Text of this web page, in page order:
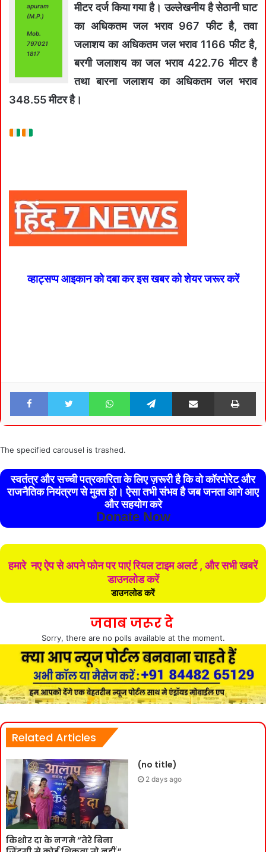
apuram
(M.P.)
Mob.
797021
1817
मीटर दर्ज किया गया है। उल्लेखनीय है सेठानी घाट
का अधिकतम जल भराव 967 फीट है, तवा
जलाशय का अधिकतम जल भराव 1166 फीट है,
बरगी जलाशय का जल भराव 422.76 मीटर है
तथा बारना जलाशय का अधिकतम जल भराव
348.55 मीटर है।
व्हाट्सप्प आइकान को दबा कर इस खबर को शेयर जरूर करें
Facebook Twitter WhatsApp Telegram Share via Email
The specified carousel is trashed.
स्वतंत्र और सच्ची पत्रकारिता के लिए ज़रूरी है कि वो कॉरपोरेट और
राजनैतिक नियंत्रण से मुक्त हो। ऐसा तभी संभव है जब जनता आगे आए
और सहयोग करे
Donate Now
हमारे नए ऐप से अपने फोन पर पाएं रियल टाइम अलर्ट , और सभी खबरें
डाउनलोड करें
डाउनलोड करें
जवाब जरूर दे
Sorry, there are no polls available at the moment.
Related Articles
किशोर दा के नगमे “तेरे बिना
(no title)
2 days ago